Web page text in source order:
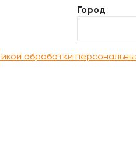
Город
обработки